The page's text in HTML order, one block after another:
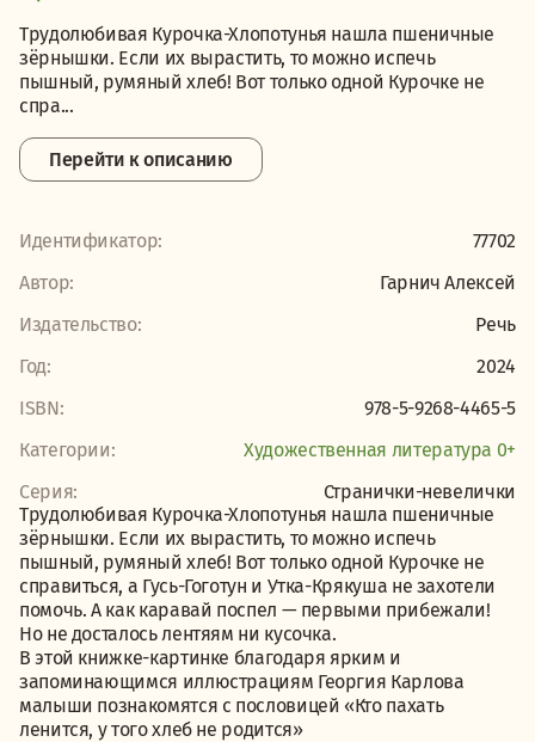
Трудолюбивая Курочка-Хлопотунья нашла пшеничные
зёрнышки. Если их вырастить, то можно испечь
пышный, румяный хлеб! Вот только одной Курочке не
спра...
Перейти к описанию
Идентификатор:
77702
Автор:
Гарнич Алексей
Издательство:
Речь
Год:
2024
ISBN:
978-5-9268-4465-5
Категории:
Художественная литература 0+
Серия:
Странички-невелички
Трудолюбивая Курочка-Хлопотунья нашла пшеничные
зёрнышки. Если их вырастить, то можно испечь
пышный, румяный хлеб! Вот только одной Курочке не
справиться, а Гусь-Гоготун и Утка-Крякуша не захотели
помочь. А как каравай поспел — первыми прибежали!
Но не досталось лентяям ни кусочка.
В этой книжке-картинке благодаря ярким и
запоминающимся иллюстрациям Георгия Карлова
малыши познакомятся с пословицей «Кто пахать
ленится, у того хлеб не родится»